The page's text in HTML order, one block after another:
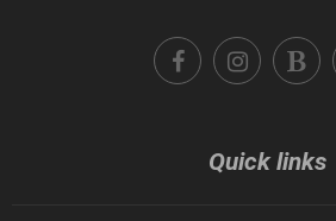
Quick links